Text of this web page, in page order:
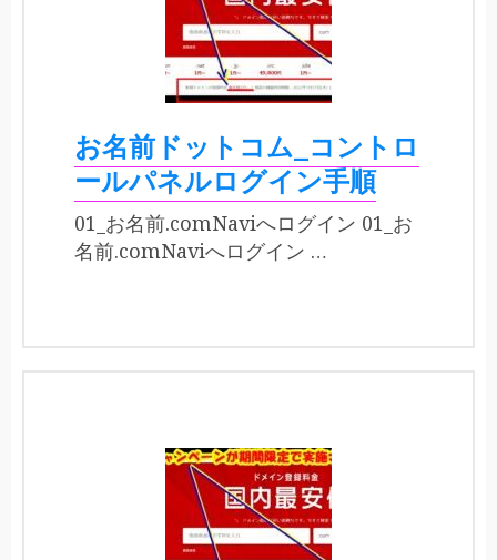
お名前ドットコム_コントロ
ールパネルログイン手順
01_お名前.comNaviへログイン 01_お
名前.comNaviへログイン …